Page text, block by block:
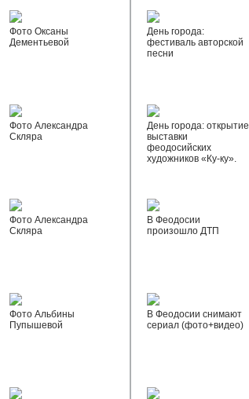
Фото Оксаны
Дементьевой
Фото Александра
Скляра
Фото Александра
Скляра
Фото Альбины
Пупышевой
День города:
фестиваль авторской
песни
День города: открытие
выставки
феодосийских
художников «Ку-ку».
В Феодосии
произошло ДТП
В Феодосии снимают
сериал (фото+видео)